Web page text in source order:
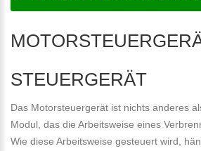
STEUERGERÄT
Das Motorsteuergerät ist nichts anderes
Modul, das die Arbeitsweise eines
Wie diese Arbeitsweise gesteuert wird,